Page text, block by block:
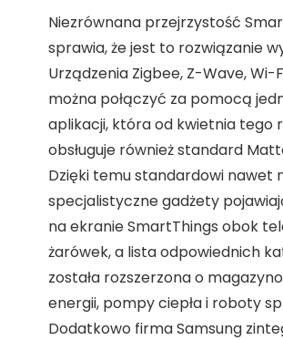
Niezrównana przejrzystość
sprawia, że jest to rozwiązanie
Urządzenia Zigbee, Z-Wave, Wi-
można połączyć za pomocą
aplikacji, która od kwietnia tego
obsługuje również standard
Dzięki temu standardowi nawet
specjalistyczne gadżety
na ekranie SmartThings obok
żarówek, a lista odpowiednich
została rozszerzona o
energii, pompy ciepła i roboty
Dodatkowo firma Samsung